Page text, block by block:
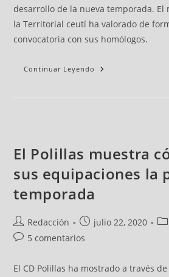
desarrollo de la nueva temporada. El
la Territorial ceutí ha valorado de
convocatoria con sus homólogos.
Continuar Leyendo
El Polillas muestra
sus equipaciones la
temporada
Redacción julio 22, 2020
5 comentarios
El CD Polillas ha mostrado a través